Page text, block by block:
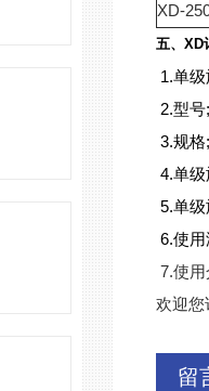
XD-
五、XD
1.单
2.型号
3.规格
4.单级
5.单级
6.使
7.使
欢迎您
留